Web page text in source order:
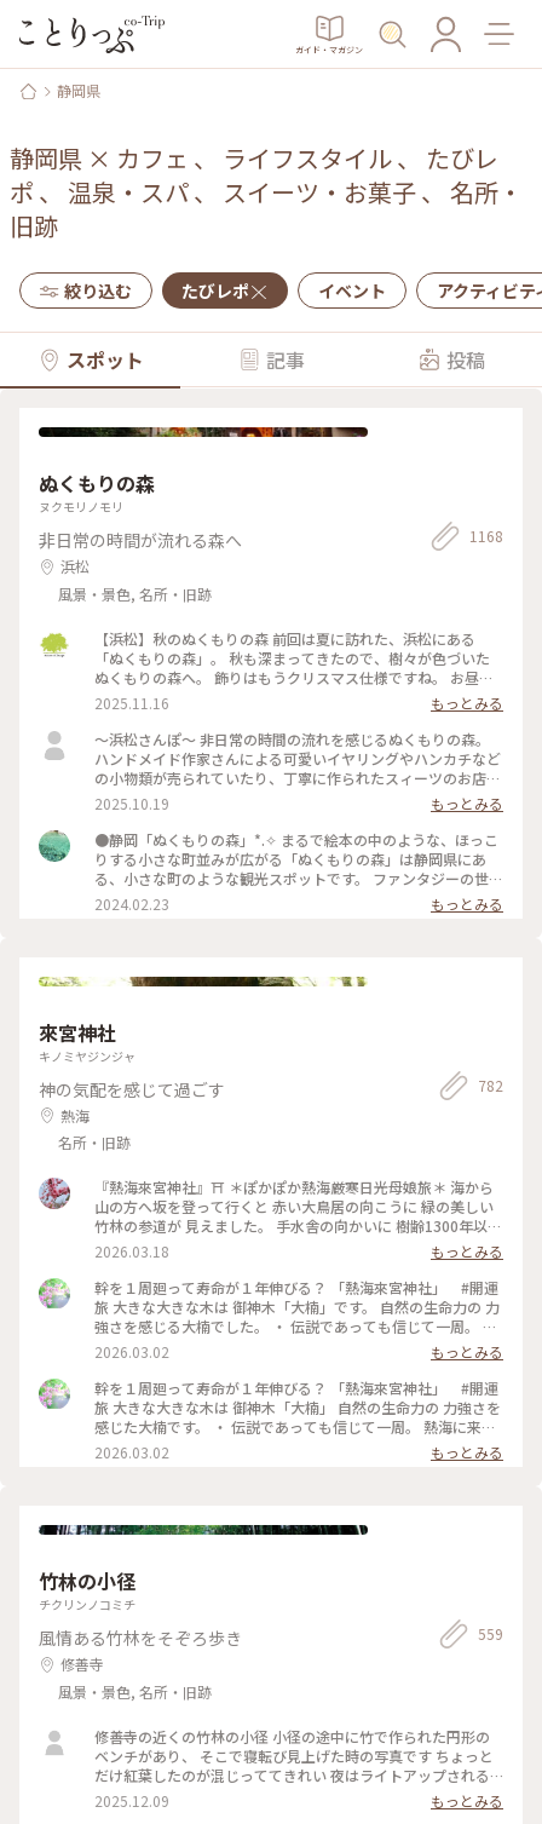
ガイド・マガジン
静岡県
静岡県 × カフェ 、 ライフスタイル、 たびレ
ポ 、 温泉・スパ、 スイーツ・お菓子、 名所・
旧跡
絞り込む たびレポ イベント アクティビテ
スポット 記事 投稿
ぬくもりの森
ヌクモリノモリ
非日常の時間が流れる森へ
浜松
風景・景色, 名所・旧跡
1168
【浜松】秋のぬくもりの森 前回は夏に訪れた、浜松にある
「ぬくもりの森」。 秋も深まってきたので、樹々が色づいた
ぬくもりの森へ。 飾りはもうクリスマス仕様ですね。 お昼ご
飯の代わりに、「森のスモーキーターキーレッグ」をいただき
ました。 ジューシーで、ちょっとスモーキーで、とても美味
しい。 ちょっと食べにくいけどw これひとつで結構お腹いっ
ぱいになります。 次はもう少し食べやすそうな「骨付きソーセ
ージ」を試してみよう。 デザートにジェラート。 今回は地元
の三日日（みっかび）みかん味をチョイス。 こちらも安心の
ちょうど良い美味しさ。
2025.11.16
もっとみる
〜浜松さんぽ〜 非日常の時間の流れを感じるぬくもりの森。
ハンドメイド作家さんによる可愛いイヤリングやハンカチなど
の小物類が売られていたり、丁寧に作られたスィーツのお店が
数軒並ぶ可愛い森でした。 一番行きたかった森のチーズケー
キやさんにて、森のピクニックセットを注文。 パイやクロワッ
サンなどのパンを1つ コンソメやコーンスープなどから1つ ボ
トルチーズケーキを1つ のセットです。 どれもしっかりした味
で、だけどしつこくはなく大満足です。 浜松市の「シン・ハマ
マツ計画」の1つ浜松市役所に設置されたエヴァンゲリオン初
号機立像を見に行きました。 天竜エリアが「シン・エヴァン
祝10時〜16時 とホームページには記載されています。 #私の
2025.10.19
もっとみる
●静岡「ぬくもりの森」*⁠.⁠✧ まるで絵本の中のような、ほっこ
りする小さな町並みが広がる「ぬくもりの森」は静岡県にあ
る、小さな町のような観光スポットです。 ファンタジーの世界
からそのまま出てきたようなレストランや雑貨屋さん、カフェ
に癒やされるのはもちろん、この町にはいろいろな所に楽しめ
つけたら子供も大人も顔がほころぶような隠し要素があり、私
さい*⁠.⁠✧ なお、周辺の観光地として、車で30分ほどの所にステ
ーキ屋「さわやか」があります。お肉がとてもやわらかく絶品
で、噂に違わぬ味でした。ぬくもりの森で癒やされた後の腹ご
しらえにオススメです。 #静岡 #ぬくもりの森 #癒し旅
2024.02.23 もっとみる
來宮神社
キノミヤジンジャ
神の気配を感じて過ごす
熱海
名所・旧跡
782
『熱海來宮神社』⛩️ ＊ぽかぽか熱海厳寒日光母娘旅＊ 海から
山の方へ坂を登って行くと 赤い大鳥居の向こうに 緑の美しい
竹林の参道が 見えました。 手水舎の向かいに 樹齢1300年以上
という 第二大楠🌳 幹には落雷で空いた大穴がありますが 天高
く聳え立ち生命力を感じます✨ 御本殿を拝み 奥へ進むとさら
に大きな御神木の 大楠が存在感を放っています🌳😆 樹齢2100
年越 幹周23.9mの大楠✨ 巨岩を抱き抱え根元は岩のように🪨
不老長寿・無病息災の象徴として 生命力を放っていました✨
境内は大楠を囲んで 茶寮などが設置され フォトスポットもた
くさん🤳 縁台が迫り出して 大楠を上から眺めることができま
す。 かわいい狛犬さんにも 出会えました😊 熱海の観光の一大
スポットなのも 納得です✨⛩️ ・ ・ #ちいさな列車旅 #ぽかぽ
か熱海厳寒日光母娘旅 #母娘旅 #ことりっぷ熱海 #途中下車 #
開運旅 #來宮神社 #来宮神社 #神社 #大楠 #楠 #御神木 #パワー
スポット #開運旅 #来宮 #熱海 #熱海市 #静岡 #静岡県
2026.03.18
もっとみる
幹を１周廻って寿命が１年伸びる？ 「熱海來宮神社」 #開運
旅 大きな大きな木は 御神木「大楠」です。 自然の生命力の 力
強さを感じる大楠でした。 ・ 伝説であっても信じて一周。 熱
海に来たら 訪れたいスポイトです。 ・ 今更また熱海旅のつづ
き…でした。 #開運旅 #iPhone撮影 #ことりっぷと一緒 #熱
海#熱海旅# #来宮神社#パワースポット
2026.03.02
もっとみる
幹を１周廻って寿命が１年伸びる？ 「熱海來宮神社」 #開運
旅 大きな大きな木は 御神木「大楠」 自然の生命力の 力強さを
感じた大楠です。 ・ 伝説であっても信じて一周。 熱海に来た
ら 訪れたいスポイトです。 ・ 今更また熱海旅のつづき…失礼
しました！ #開運旅 #ことりっぷと一緒 #パワースポット #来
2026.03.02 もっとみる
竹林の小径
チクリンノコミチ
風情ある竹林をそぞろ歩き
修善寺
風景・景色, 名所・旧跡
559
修善寺の近くの竹林の小径 小径の途中に竹で作られた円形の
ベンチがあり、 そこで寝転び見上げた時の写真です ちょっと
だけ紅葉したのが混じっててきれい 夜はライトアップされる
らしいよ 絶対すてきだわ #竹林の小径 #はじめての投稿
2025.12.09
もっとみる